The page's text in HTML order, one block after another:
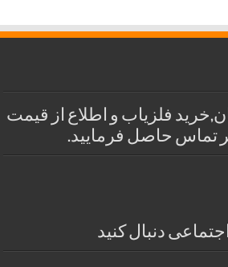
فلزیاب و اطلاع از قیمت
تماس حاصل فرمایید.
دنبال کنید